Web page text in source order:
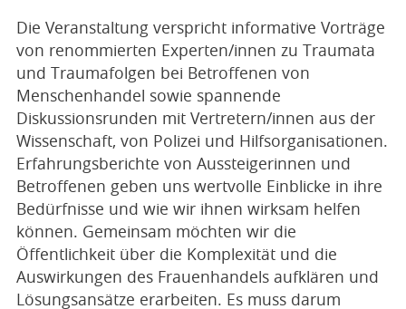
Die Veranstaltung verspricht informative Vorträge
von renommierten Experten/innen zu Traumata
und Traumafolgen bei Betroffenen von
Menschenhandel sowie spannende
Diskussionsrunden mit Vertretern/innen aus der
Wissenschaft, von Polizei und Hilfsorganisationen.
Erfahrungsberichte von Aussteigerinnen und
Betroffenen geben uns wertvolle Einblicke in ihre
Bedürfnisse und wie wir ihnen wirksam helfen
können. Gemeinsam möchten wir die
Öffentlichkeit über die Komplexität und die
Auswirkungen des Frauenhandels aufklären und
Lösungsansätze erarbeiten. Es muss darum